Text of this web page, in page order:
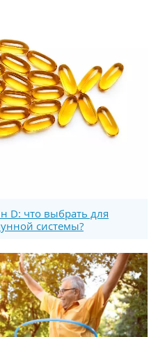
D: что выбрать для
системы?